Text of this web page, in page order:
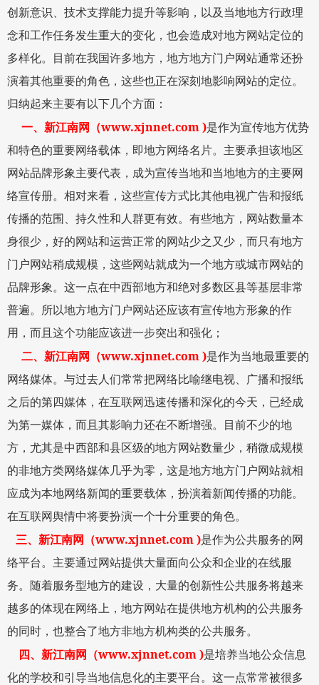
创新意识、技术支撑能力提升等影响，以及当地地方行政理
念和工作任务发生重大的变化，也会造成对地方网站定位的
多样化。目前在我国许多地方，地方地方门户网站通常还扮
演着其他重要的角色，这些也正在深刻地影响网站的定位。
归纳起来主要有以下几个方面：
一、 新江南网 （www.xjnnet.com )是作为宣传地方优势
和特色的重要网络载体，即地方网络名片。主要承担该地区
网站品牌形象主要代表，成为宣传当地和当地地方的主要网
络宣传册。相对来看，这些宣传方式比其他电视广告和报纸
传播的范围、持久性和人群更有效。有些地方，网站数量本
身很少，好的网站和运营正常的网站少之又少，而只有地方
门户网站稍成规模，这些网站就成为一个地方或城市网站的
品牌形象。这一点在中西部地方和绝对多数区县等基层非常
普遍。所以地方地方门户网站还应该有宣传地方形象的作
用，而且这个功能应该进一步突出和强化；
二、 新江南网 （www.xjnnet.com )是作为当地最重要的
网络媒体。与过去人们常常把网络比喻继电视、广播和报纸
之后的第四媒体，在互联网迅速传播和深化的今天，已经成
为第一媒体，而且其影响力还在不断增强。目前不少的地
方，尤其是中西部和县区级的地方网站数量少，稍微成规模
的非地方类网络媒体几乎为零，这是地方地方门户网站就相
应成为本地网络新闻的重要载体，扮演着新闻传播的功能。
在互联网舆情中将要扮演一个十分重要的角色。
三、 新江南网 （www.xjnnet.com )是作为公共服务的网
络平台。主要通过网站提供大量面向公众和企业的在线服
务。随着服务型地方的建设，大量的创新性公共服务将越来
越多的体现在网络上，地方网站在提供地方机构的公共服务
的同时，也整合了地方非地方机构类的公共服务。
四、 新江南网 （www.xjnnet.com )是培养当地公众信息
化的学校和引导当地信息化的主要平台。这一点常常被很多